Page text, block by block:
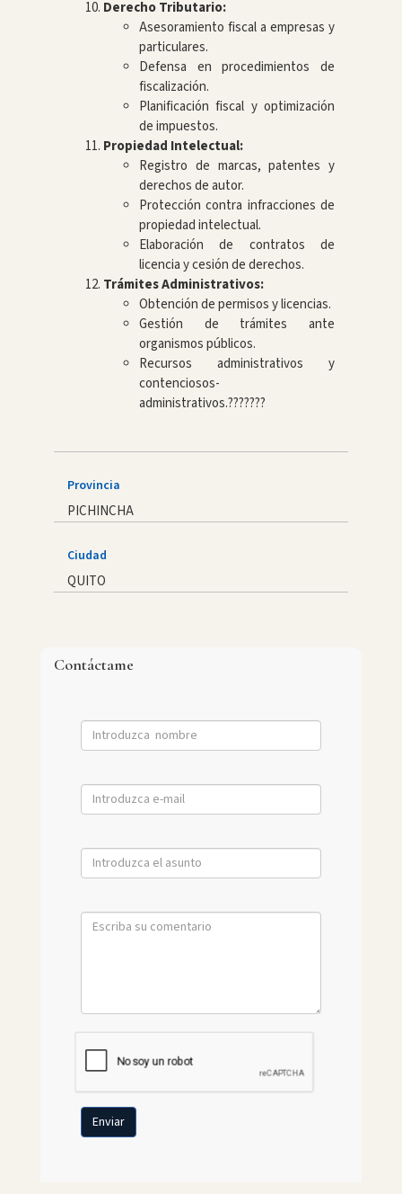
Derecho Tributario:
Asesoramiento fiscal a empresas y
particulares.
Defensa en procedimientos de
fiscalización.
Planificación fiscal y optimización
de impuestos.
Propiedad Intelectual:
Registro de marcas, patentes y
derechos de autor.
Protección contra infracciones de
propiedad intelectual.
Elaboración de contratos de
licencia y cesión de derechos.
Trámites Administrativos:
Obtención de permisos y licencias.
Gestión de trámites ante
organismos públicos.
Recursos administrativos y
contenciosos-
administrativos.???????
Provincia
PICHINCHA
Ciudad
QUITO
Contáctame
Enviar